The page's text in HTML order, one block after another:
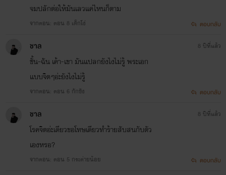
จมปลักต่อให้มันเลวแค่ไหนก็ตาม
จากตอน: ตอน 8 เด็กโง่ ตอบกลับ
ชาล
ชั้น-ฉัน เค้า-เขา มันแปลกยังไงไม่รู้ พระเอก
แบบจิตๆอ่ะยังไงไม่รู้
จากตอน: ตอน 6 กักขัง
8 ปีที่แล้ว
ตอบกลับ
ชาล
โรคจิตอ่ะเดียวขอโทษเดียวทำร้ายสับสนกับตัว
เองหรอ?
จากตอน: ตอน 5 กระต่ายน้อย
8 ปีที่แล้ว
ตอบกลับ